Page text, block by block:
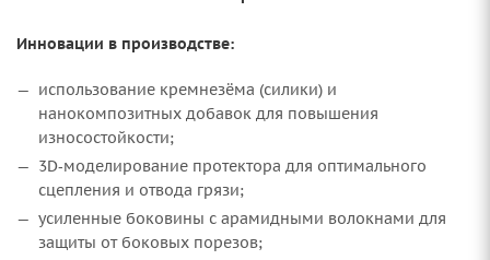
Инновации в производстве:
использование кремнезёма (силики) и
нанокомпозитных добавок для повышения
износостойкости;
3D‑моделирование протектора для оптимального
сцепления и отвода грязи;
усиленные боковины с арамидными волокнами для
защиты от боковых порезов;